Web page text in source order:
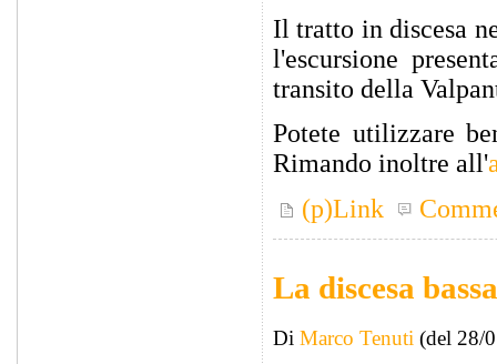
Il tratto in discesa
l'escursione
transito della
Potete utilizzare
Rimando inoltre all'
(p)Link
La discesa
Di Marco Tenuti (del 28/